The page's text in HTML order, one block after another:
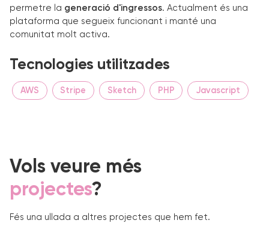
permetre la generació d'ingressos. Actualment és una
plataforma que segueix funcionant i manté una
comunitat molt activa.
Tecnologies utilitzades
AWS Stripe Sketch PHP Javascript
Vols veure més
projectes?
Fés una ullada a altres projectes que hem fet.